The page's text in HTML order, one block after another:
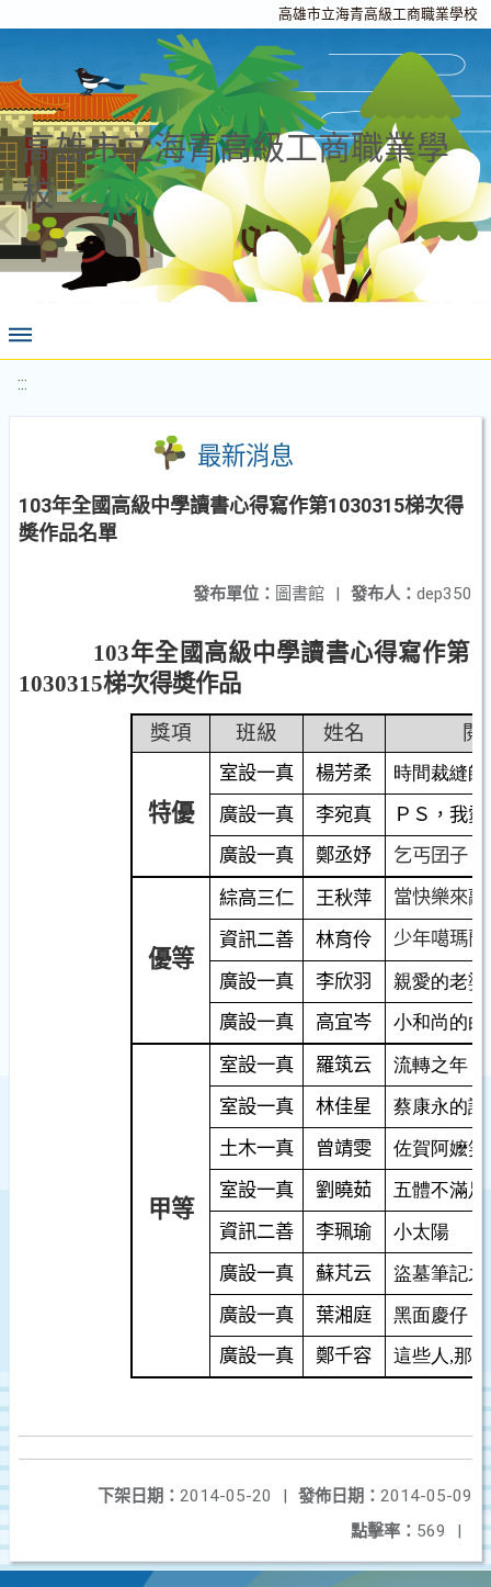
高雄市立海青高級工商職業學校
高雄市立海青高級工商職業學
校
:::
最新消息
103年全國高級中學讀書心得寫作第1030315梯次得
奬作品名單
發布人： dep350
發布單位： 圖書館 |
103年全國高級中學讀書心得寫作第
1030315梯次得奬作品
獎項 班級 姓名 閱
特優
室設一真 楊芳柔
時間裁縫師
廣設一真
李宛真
ＰＳ，我
廣設一真
鄭丞妤 乞丐囝子
優等
綜高三仁 王秋萍 當快樂來敲
資訊二善 林育伶 少年噶瑪蘭
廣設一真 李欣羽
親愛的老婆
廣設一真
高宜岑 小和尚的白
甲等
室設一真 羅筑云
流轉之年
室設一真
林佳星
蔡康永的
土木一真
曾靖雯
佐賀阿嬤
室設一真
劉曉茹
五體不滿
資訊二善
李珮瑜
小太陽
廣設一真
蘇芃云
盜墓筆記之
廣設一真
葉湘庭
黑面慶仔
廣設一真
鄭千容 這些人,那
發佈日期： 2014-05-09
下架日期： 2014-05-20
|
點擊率： 569 |